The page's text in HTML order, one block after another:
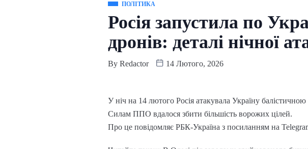
ПОЛІТИКА
Росія запустила по
дронів: деталі нічної
By Redactor 14 Лютого, 2026
У ніч на 14 лютого Росія атакувала Україну
Силам ППО вдалося збити більшість ворожих цілей.
Про це повідомляє РБК-Україна з посиланням на